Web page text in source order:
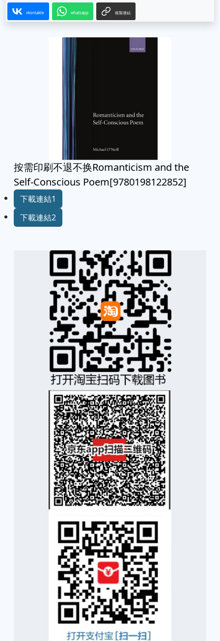
vkontakte whatsapp 複製連結
按需印刷不退不换Romanticism and the
Self-Conscious Poem[9780198122852]
下載連結1
下載連結2